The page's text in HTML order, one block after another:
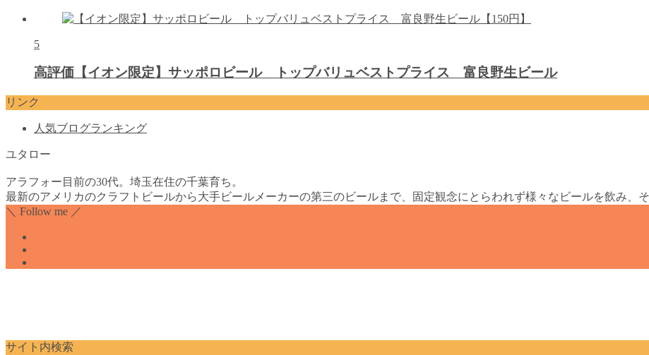
5
高評価【イオン限定】サッポロビール トップバリュベストプライス 富良野生ビール
リンク
人気ブログランキング
ユタロー
アラフォー目前の30代。埼玉在住の千葉育ち。
最新のアメリカのクラフトビールから大手ビールメーカーの第三のビールまで、固定観念にとらわれず様々なビールを飲み、
＼ Follow me ／
サイト内検索